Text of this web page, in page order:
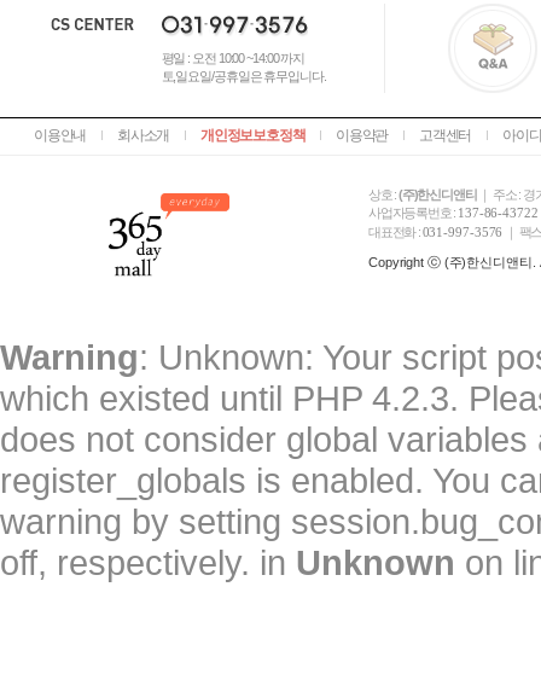
평일 : 오전 10:00 ~14:00 까지
토,일요일/공휴일은 휴무입니다.
이용안내 회사소개 개인정보보호정책 이용약관 고객센터 아이
상호 :(주)한신디앤티
｜ 주소 :
사업자등록번호 : 137-86-43722
대표전화 :031-997-3576 ｜ 팩
Copyright ⓒ (주)한신디앤티.
Warning: Unknown: Your script
which existed until PHP 4.2.3.
does not consider global
register_globals is enabled. You
warning by setting
off, respectively. in Unknown on